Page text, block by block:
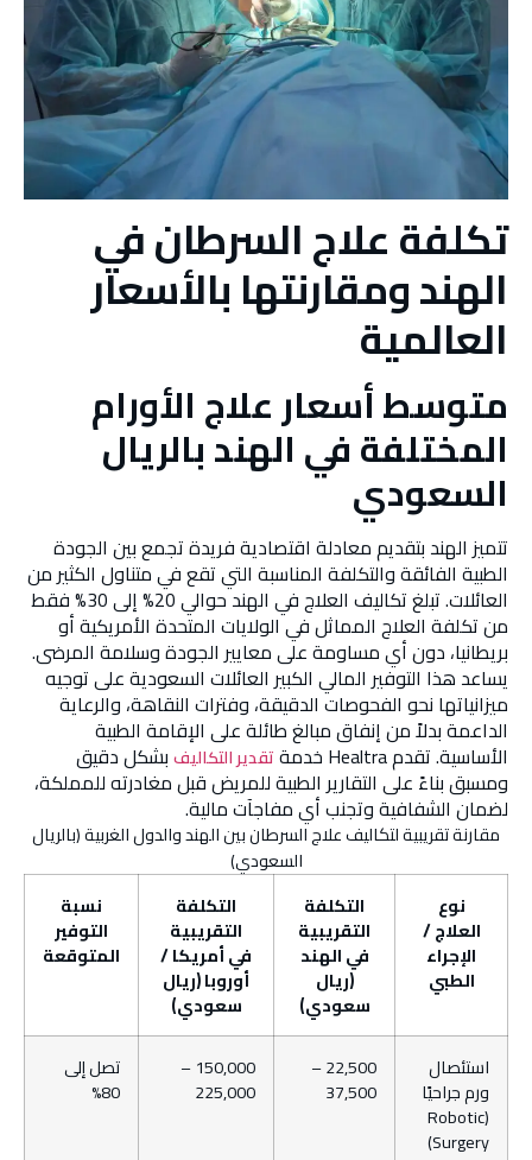
تكلفة علاج السرطان في
الهند ومقارنتها بالأسعار
العالمية
متوسط أسعار علاج الأورام
المختلفة في الهند بالريال
السعودي
تتميز الهند بتقديم معادلة اقتصادية فريدة تجمع بين الجودة
الطبية الفائقة والتكلفة المناسبة التي تقع في متناول الكثير من
العائلات. تبلغ تكاليف العلاج في الهند حوالي 20% إلى 30% فقط
من تكلفة العلاج المماثل في الولايات المتحدة الأمريكية أو
بريطانيا، دون أي مساومة على معايير الجودة وسلامة المرضى.
يساعد هذا التوفير المالي الكبير العائلات السعودية على توجيه
ميزانياتها نحو الفحوصات الدقيقة، وفترات النقاهة، والرعاية
الداعمة بدلاً من إنفاق مبالغ طائلة على الإقامة الطبية
الأساسية. تقدم Healtra خدمة تقدير التكاليفبشكل دقيق
ومسبق بناءً على التقارير الطبية للمريض قبل مغادرته للمملكة،
لضمان الشفافية وتجنب أي مفاجآت مالية.
مقارنة تقريبية لتكاليف علاج السرطان بين الهند والدول الغربية (بالريال
السعودي)
نوع
العلاج /
الإجراء
الطبي
التكلفة
التقريبية
في الهند
(ريال
سعودي)
التكلفة
التقريبية
في أمريكا /
أوروبا (ريال
سعودي)
نسبة
التوفير
المتوقعة
استئصال
ورم جراحيًا
(Robotic
Surgery)
22,500 –
37,500
150,000 –
225,000
تصل إلى
80%